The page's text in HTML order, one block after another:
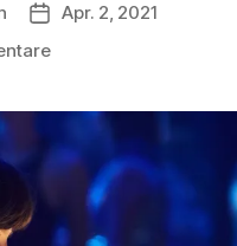
Apr. 2, 2021
zu
Kandidat
zum
Influencer-
Vertrag